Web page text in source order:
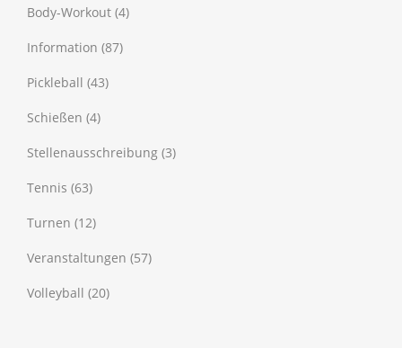
Body-Workout (4)
Information (87)
Pickleball (43)
Schießen (4)
Stellenausschreibung (3)
Tennis (63)
Turnen (12)
Veranstaltungen (57)
Volleyball (20)